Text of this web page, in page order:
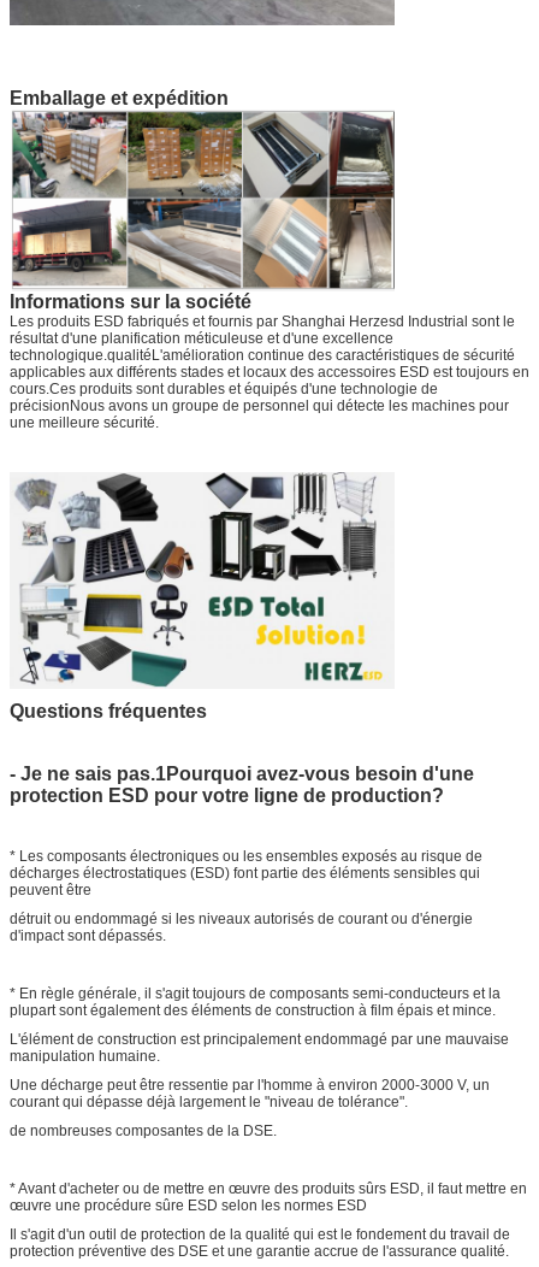
Emballage et expédition
Informations sur la société
Les produits ESD fabriqués et fournis par Shanghai Herzesd Industrial sont le
résultat d'une planification méticuleuse et d'une excellence
technologique.qualitéL'amélioration continue des caractéristiques de sécurité
applicables aux différents stades et locaux des accessoires ESD est toujours en
cours.Ces produits sont durables et équipés d'une technologie de
précisionNous avons un groupe de personnel qui détecte les machines pour
une meilleure sécurité.
Questions fréquentes
- Je ne sais pas.1Pourquoi avez-vous besoin d'une
protection ESD pour votre ligne de production?
* Les composants électroniques ou les ensembles exposés au risque de
décharges électrostatiques (ESD) font partie des éléments sensibles qui
peuvent être
détruit ou endommagé si les niveaux autorisés de courant ou d'énergie
d'impact sont dépassés.
* En règle générale, il s'agit toujours de composants semi-conducteurs et la
plupart sont également des éléments de construction à film épais et mince.
L'élément de construction est principalement endommagé par une mauvaise
manipulation humaine.
Une décharge peut être ressentie par l'homme à environ 2000-3000 V, un
courant qui dépasse déjà largement le "niveau de tolérance".
de nombreuses composantes de la DSE.
* Avant d'acheter ou de mettre en œuvre des produits sûrs ESD, il faut mettre en
œuvre une procédure sûre ESD selon les normes ESD
Il s'agit d'un outil de protection de la qualité qui est le fondement du travail de
protection préventive des DSE et une garantie accrue de l'assurance qualité.